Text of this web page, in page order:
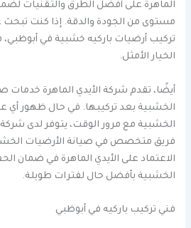
الماهرة على أفضل الطرق والتقنيات
مستوى من الجودة والدقة. إذا كنت
تركيب أرضيات باركيه خشبية في أبوظبي،
الخيار الأمثل.
أيضًا، تقدم شركة الأيدي الماهرة خدمات
الخشبية بعد تركيبها. في حال ظهور أي
الخشبية مع مرور الوقت، يتوفر لدى
فريق متخصص في صيانة الأرضيات
الاعتماد على الأيدي الماهرة في ضمان
الخشبية بأفضل حال لفترات طويلة.
فني تركيب باركيه في أبوظبي